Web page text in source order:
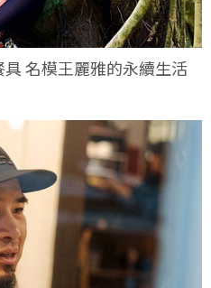
名模王麗雅的永續生活